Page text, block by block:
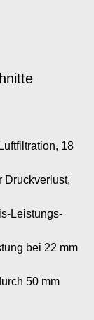
18
Druckverlust,
Leistungs-
bei 22 mm
50 mm